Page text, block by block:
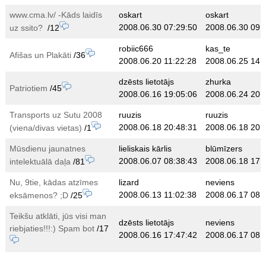
www.cma.lv/ -Kāds laidīs
uz ssito? /12
oskart
2008.06.30 07:29:50
oskart
2008.06.30
Afišas un Plakāti/36
robiic666
2008.06.20 11:22:28
kas_te
2008.06.25
Patriotiem /45
dzēsts lietotājs
2008.06.16 19:05:06
zhurka
2008.06.24
Transports uz Sutu 2008
(viena/divas vietas) /1
ruuzis
2008.06.18 20:48:31
ruuzis
2008.06.18
Mūsdienu jaunatnes
intelektuālā daļa /81
lieliskais kārlis
2008.06.07 08:38:43
blūmīzers
2008.06.18
Nu, 9tie, kādas atzīmes
eksāmenos? ;D/25
lizard
2008.06.13 11:02:38
neviens
2008.06.17
Teikšu atklāti, jūs visi man
riebjaties!!!:) Spam bot/17
dzēsts lietotājs
2008.06.16 17:47:42
neviens
2008.06.17